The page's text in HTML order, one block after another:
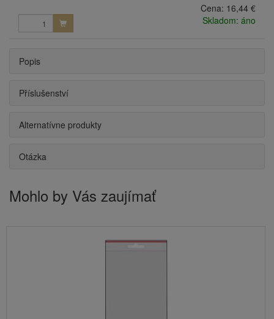
Cena: 16,44 €
Skladom: áno
Popis
Příslušenství
Alternatívne produkty
Otázka
Mohlo by Vás zaujímať